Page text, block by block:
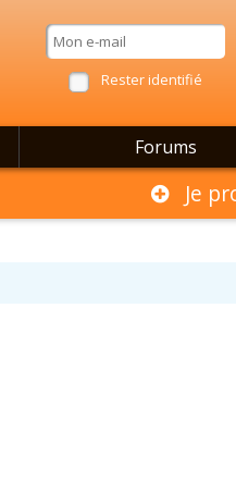
Rester identifié
Forums
Je